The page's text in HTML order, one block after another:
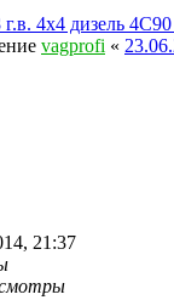
4x4 дизель
vagprofi «
21:37